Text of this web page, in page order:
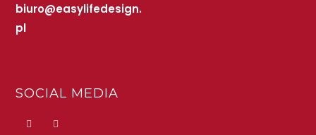
biuro@easylifedesign.
pl
SOCIAL MEDIA